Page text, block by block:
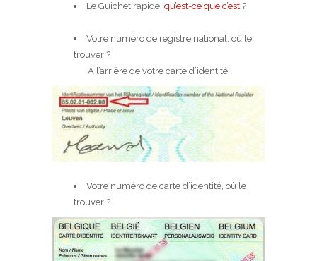
Le Guichet rapide, qu’est-ce que c’est ?
Votre numéro de registre national, où le
trouver ?
A l’arrière de votre carte d’identité.
Votre numéro de carte d’identité, où le
trouver ?